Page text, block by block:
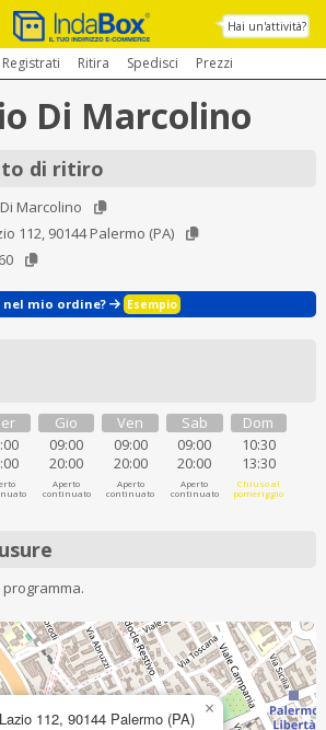
Hai un'attività?
Registrati Ritira Spedisci Prezzi
Di Marcolino
di ritiro
Marcolino
112, 90144 Palermo (PA)
mio ordine? Esempio
Gio
09:00
20:00
Aperto
continuato
Ven
09:00
20:00
Aperto
continuato
Sab
09:00
20:00
Aperto
continuato
Dom
10:30
13:30
Chiuso al
pomeriggio
112, 90144 Palermo (PA) ×